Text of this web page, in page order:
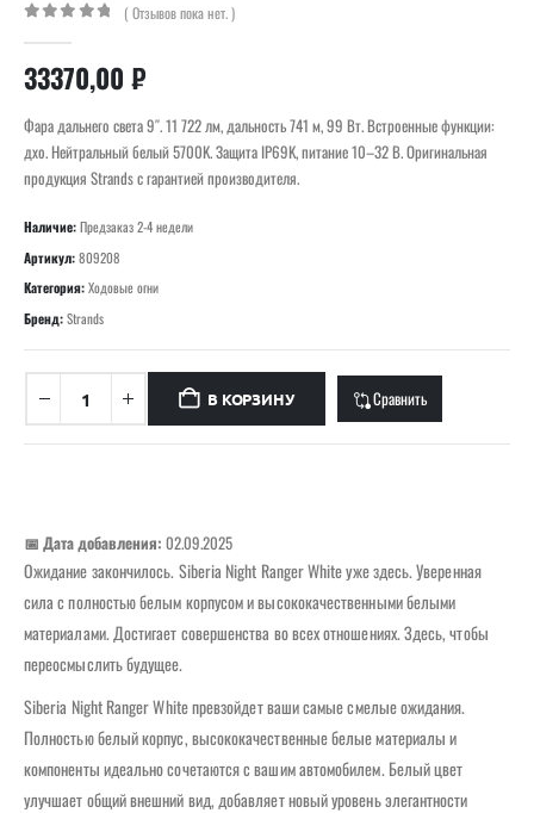
( Отзывов пока нет. )
33370,00 ₽
Фара дальнего света 9″. 11 722 лм, дальность 741 м, 99 Вт. Встроенные функции:
дхо. Нейтральный белый 5700K. Защита IP69K, питание 10–32 В. Оригинальная
продукция Strands с гарантией производителя.
Наличие:Предзаказ 2-4 недели
Артикул:809208
Категория:Ходовые огни
Бренд:Strands
В КОРЗИНУ Сравнить
📅 Дата добавления: 02.09.2025
Ожидание закончилось. Siberia Night Ranger White уже здесь. Уверенная
сила с полностью белым корпусом и высококачественными белыми
материалами. Достигает совершенства во всех отношениях. Здесь, чтобы
переосмыслить будущее.
Siberia Night Ranger White превзойдет ваши самые смелые ожидания.
Полностью белый корпус, высококачественные белые материалы и
компоненты идеально сочетаются с вашим автомобилем. Белый цвет
улучшает общий внешний вид, добавляет новый уровень элегантности